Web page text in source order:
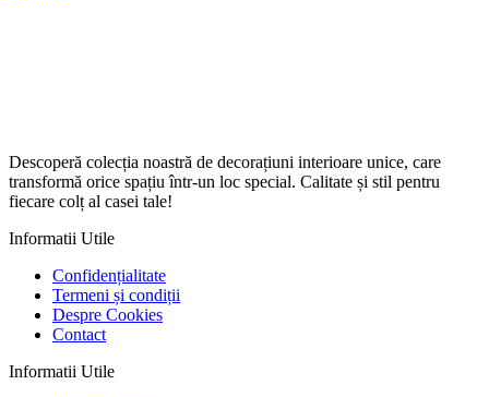
Descoperă colecția noastră de decorațiuni interioare unice, care
transformă orice spațiu într-un loc special. Calitate și stil pentru
fiecare colț al casei tale!
Informatii Utile
Confidențialitate
Termeni și condiții
Despre Cookies
Contact
Informatii Utile